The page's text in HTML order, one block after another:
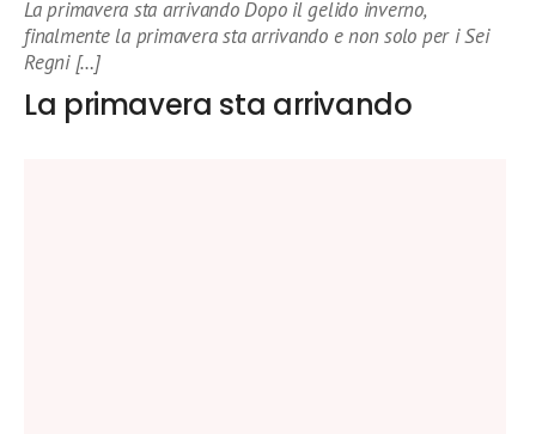
La primavera sta arrivando Dopo il gelido inverno,
finalmente la primavera sta arrivando e non solo per i Sei
Regni […]
La primavera sta arrivando